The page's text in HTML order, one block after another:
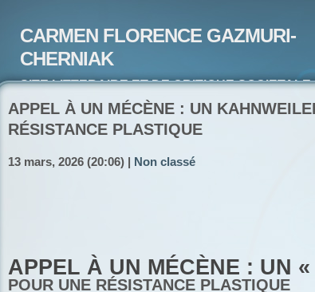
CARMEN FLORENCE GAZMURI-
CHERNIAK
SITE LITTERAIRE ET DE CRITIQUE SOCIETALE-
ARTISTE PEINTRE ET POETE-ECRIVAIN
APPEL À UN MÉCÈNE : UN
RÉSISTANCE PLASTIQUE
13 mars, 2026 (20:06) | Non classé
APPEL À UN MÉCÈNE : UN
POUR UNE RÉSISTANCE PLASTIQUE